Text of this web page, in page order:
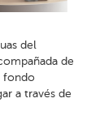
del
de
fondo
a través de